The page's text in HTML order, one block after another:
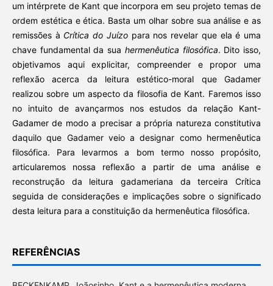
um intérprete de Kant que incorpora em seu projeto temas de
ordem estética e ética. Basta um olhar sobre sua análise e as
remissões à Crítica do Juízopara nos revelar que ela é uma
chave fundamental da sua hermenêutica filosófica. Dito isso,
objetivamos aqui explicitar, compreender e propor uma
reflexão acerca da leitura estético-moral que Gadamer
realizou sobre um aspecto da filosofia de Kant. Faremos isso
no intuito de avançarmos nos estudos da relação Kant-
Gadamer de modo a precisar a própria natureza constitutiva
daquilo que Gadamer veio a designar como hermenêutica
filosófica. Para levarmos a bom termo nosso propósito,
articularemos nossa reflexão a partir de uma análise e
reconstrução da leitura gadameriana da terceira Crítica
seguida de considerações e implicações sobre o significado
desta leitura para a constituição da hermenêutica filosófica.
REFERÊNCIAS